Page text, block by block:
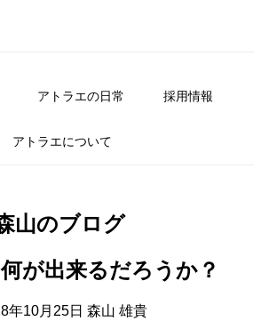
アトラエの日常 採用情報
アトラエについて
山のブログ
が出来るだろうか？
年10月25日 森山 雄貴